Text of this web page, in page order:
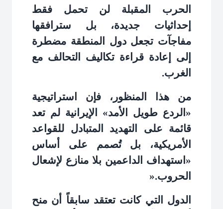
الحرب المقبلة لن تحمل فقط
إحداثيات جديدة، بل سترافقها
مفاجآت تجعل دول المنطقة مضطرة
إلى إعادة قراءة تكاليف التحالف مع
الغرب.
من هذا المنظور، فإن استراتيجية
«الردع طويل الأمد» الإيرانية لم تعد
قائمة على التهديد المتبادل للقواعد
الأمريكية، بل تُصمم على أساس
«استهداف الداعمين بلا منازع لإشعال
الحروب».
الدول التي كانت تعتقد سابقاً أن منح